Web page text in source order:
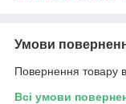
Умови
Повернення товару
Всі умови